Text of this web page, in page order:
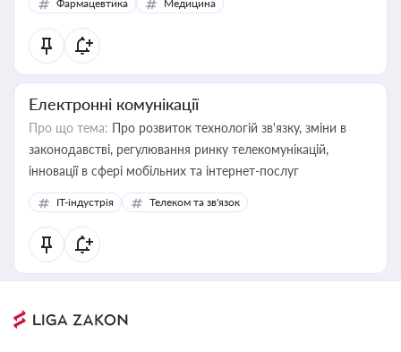
Фармацевтика Медицина
Електронні комунікації
Про що тема: Про розвиток технологій зв'язку, зміни в
законодавстві, регулювання ринку телекомунікацій,
інновації в сфері мобільних та інтернет-послуг
IT-індустрія Телеком та зв'язок